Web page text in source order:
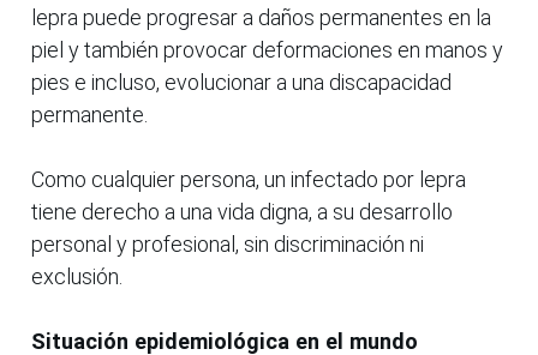
lepra puede progresar a daños permanentes en la
piel y también provocar deformaciones en manos y
pies e incluso, evolucionar a una discapacidad
permanente.
Como cualquier persona, un infectado por lepra
tiene derecho a una vida digna, a su desarrollo
personal y profesional, sin discriminación ni
exclusión.
Situación epidemiológica en el mundo